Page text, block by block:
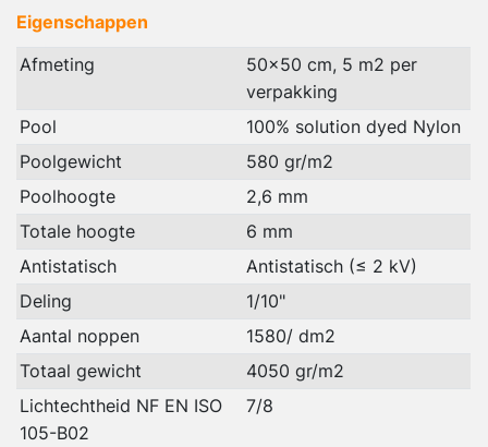
Eigenschappen
Afmeting
50x50 cm, 5 m2 per
verpakking
Pool
100% solution dyed Nylon
Poolgewicht
580 gr/m2
Poolhoogte
2,6 mm
Totale hoogte
6 mm
Antistatisch
Antistatisch (≤ 2 kV)
Deling
1/10"
Aantal noppen
1580/ dm2
Totaal gewicht
4050 gr/m2
Lichtechtheid NF EN ISO
105-B02
7/8